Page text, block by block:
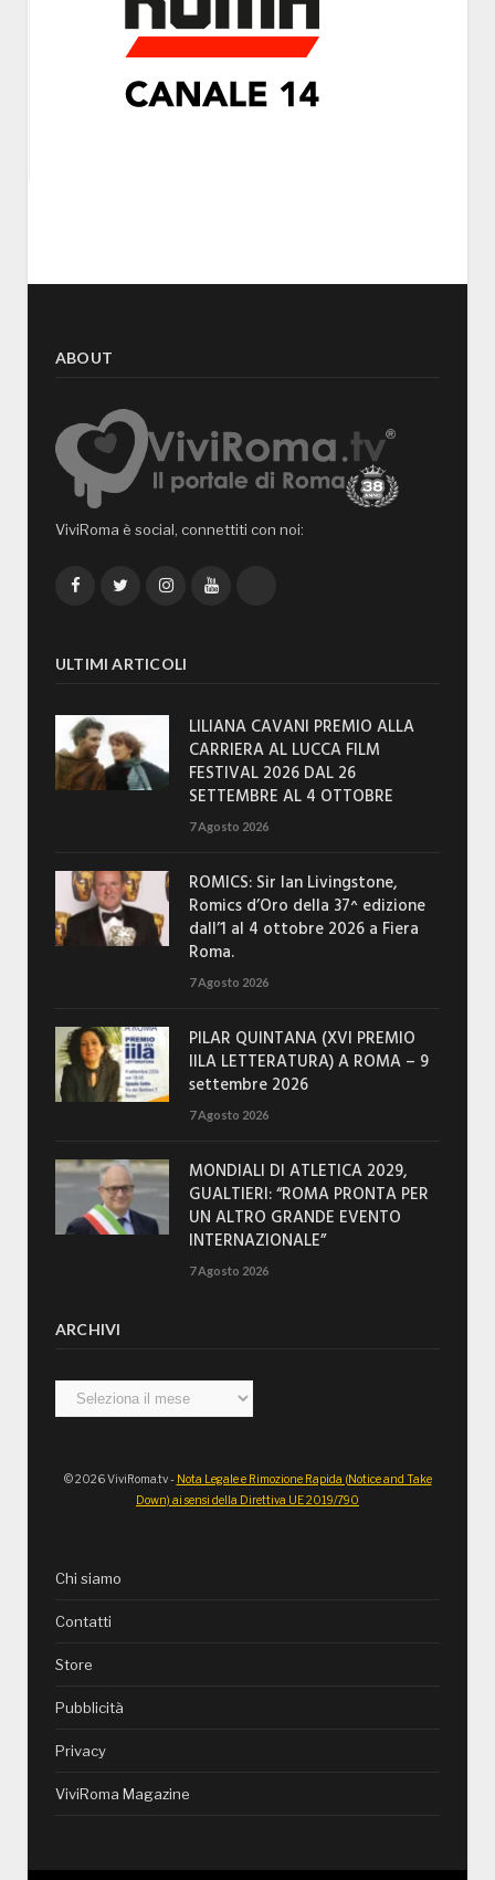
ABOUT
ViviRoma è social, connettiti con noi:
FacebookTwitterInstagramYouTube
ULTIMI ARTICOLI
LILIANA CAVANI PREMIO ALLA
CARRIERA AL LUCCA FILM
FESTIVAL 2026 DAL 26
SETTEMBRE AL 4 OTTOBRE
7 Agosto 2026
ROMICS: Sir Ian Livingstone,
Romics d’Oro della 37^ edizione
dall’1 al 4 ottobre 2026 a Fiera
Roma.
7 Agosto 2026
PILAR QUINTANA (XVI PREMIO
IILA LETTERATURA) A ROMA – 9
settembre 2026
7 Agosto 2026
MONDIALI DI ATLETICA 2029,
GUALTIERI: “ROMA PRONTA PER
UN ALTRO GRANDE EVENTO
INTERNAZIONALE”
7 Agosto 2026
ARCHIVI
Archivi
© 2026 ViviRoma.tv - Nota Legale e Rimozione Rapida (Notice and Take
Down) ai sensi della Direttiva UE 2019/790
Chi siamo
Contatti
Store
Pubblicità
Privacy
ViviRoma Magazine